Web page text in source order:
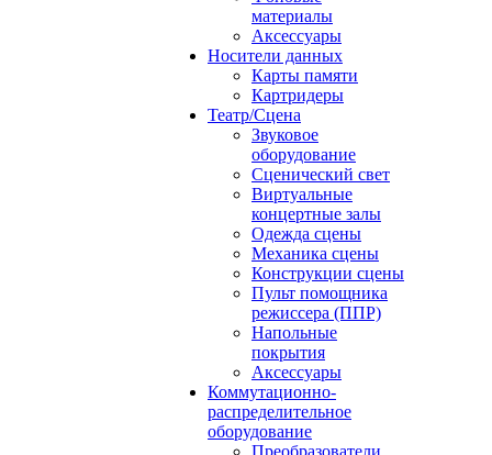
материалы
Аксессуары
Носители данных
Карты памяти
Картридеры
Театр/Сцена
Звуковое
оборудование
Сценический свет
Виртуальные
концертные залы
Одежда сцены
Механика сцены
Конструкции сцены
Пульт помощника
режиссера (ППР)
Напольные
покрытия
Аксессуары
Коммутационно-
распределительное
оборудование
Преобразователи